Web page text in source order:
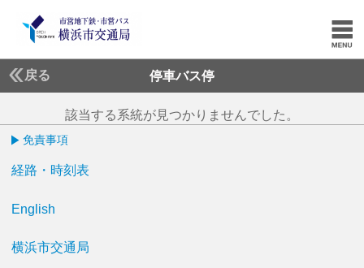
戻る 停車バス停
該当する系統が見つかりませんでした。
免責事項
経路・時刻表
English
横浜市交通局